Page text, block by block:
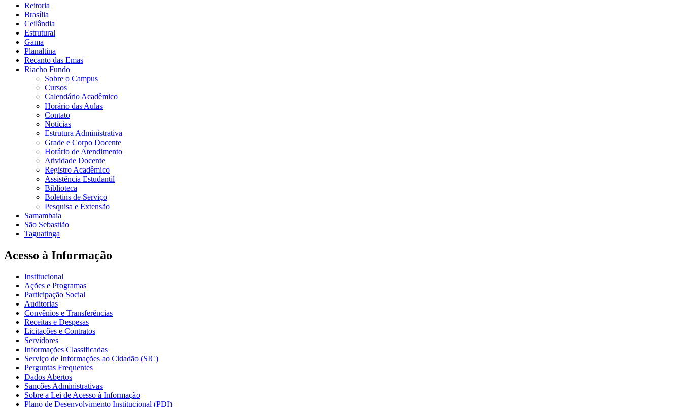
Reitoria
Brasília
Ceilândia
Estrutural
Gama
Planaltina
Recanto das Emas
Riacho Fundo
Sobre o Campus
Cursos
Calendário Acadêmico
Horário das Aulas
Contato
Notícias
Estrutura Administrativa
Grade e Corpo Docente
Horário de Atendimento
Atividade Docente
Registro Acadêmico
Assistência Estudantil
Biblioteca
Boletins de Serviço
Pesquisa e Extensão
Samambaia
São Sebastião
Taguatinga
Acesso à Informação
Institucional
Ações e Programas
Participação Social
Auditorias
Convênios e Transferências
Receitas e Despesas
Licitações e Contratos
Servidores
Informações Classificadas
Serviço de Informações ao Cidadão (SIC)
Perguntas Frequentes
Dados Abertos
Sanções Administrativas
Sobre a Lei de Acesso à Informação
Plano de Desenvolvimento Institucional (PDI)